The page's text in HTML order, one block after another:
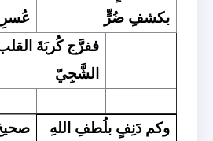
بكشفِ ضُرٍّ
عُسرِ
ففرَّج كُربَةَ
الشَّجِيّ
وكم دَنِفٍ بلُطفِ اللهِ